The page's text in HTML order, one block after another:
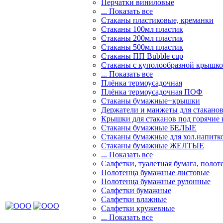
Перчатки виниловые
... Показать все
Стаканы пластиковые, креманки
Стаканы 100мл пластик
Стаканы 200мл пластик
Стаканы 500мл пластик
Стаканы ПП Bubble cup
Стаканы с куполообразной
... Показать все
Плёнка термоусадочная
Плёнка термоусадочная ПОФ
Стаканы бумажные+крышки
Держатели и манжеты для стаканов
Крышки для стаканов под горячие
Стаканы бумажные БЕЛЫЕ
Стаканы бумажные для
Стаканы бумажные ЖЕЛТЫЕ
... Показать все
Салфетки, туалетная бумага,
Полотенца бумажные листовые
Полотенца бумажные рулонные
Салфетки бумажные
Салфетки влажные
Салфетки кружевные
... Показать все